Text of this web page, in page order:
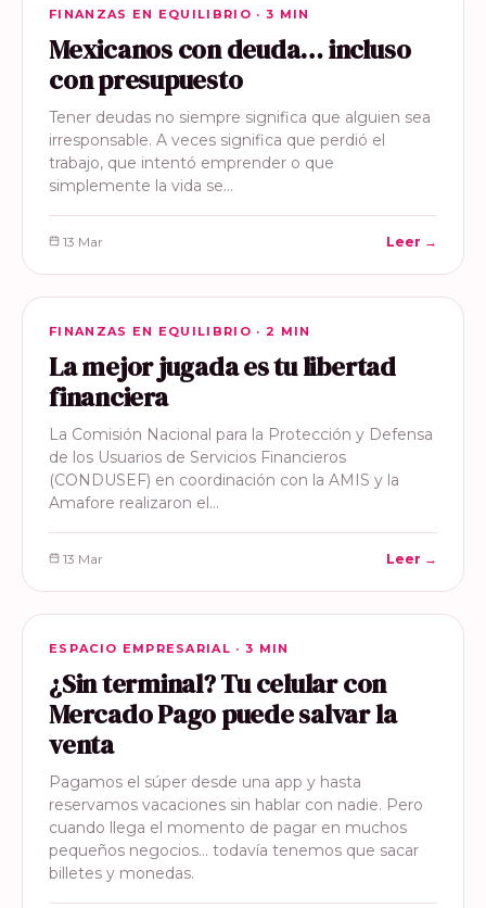
FINANZAS EN EQUILIBRIO
FINANZAS EN EQUILIBRIO · 3 MIN
Mexicanos con deuda… incluso
con presupuesto
Tener deudas no siempre significa que alguien sea
irresponsable. A veces significa que perdió el
trabajo, que intentó emprender o que
simplemente la vida se…
13 Mar Leer →
FINANZAS EN EQUILIBRIO
FINANZAS EN EQUILIBRIO · 2 MIN
La mejor jugada es tu libertad
financiera
La Comisión Nacional para la Protección y Defensa
de los Usuarios de Servicios Financieros
(CONDUSEF) en coordinación con la AMIS y la
Amafore realizaron el…
13 Mar Leer →
ESPACIO EMPRESARIAL
ESPACIO EMPRESARIAL · 3 MIN
¿Sin terminal? Tu celular con
Mercado Pago puede salvar la
venta
Pagamos el súper desde una app y hasta
reservamos vacaciones sin hablar con nadie. Pero
cuando llega el momento de pagar en muchos
pequeños negocios… todavía tenemos que sacar
billetes y monedas.